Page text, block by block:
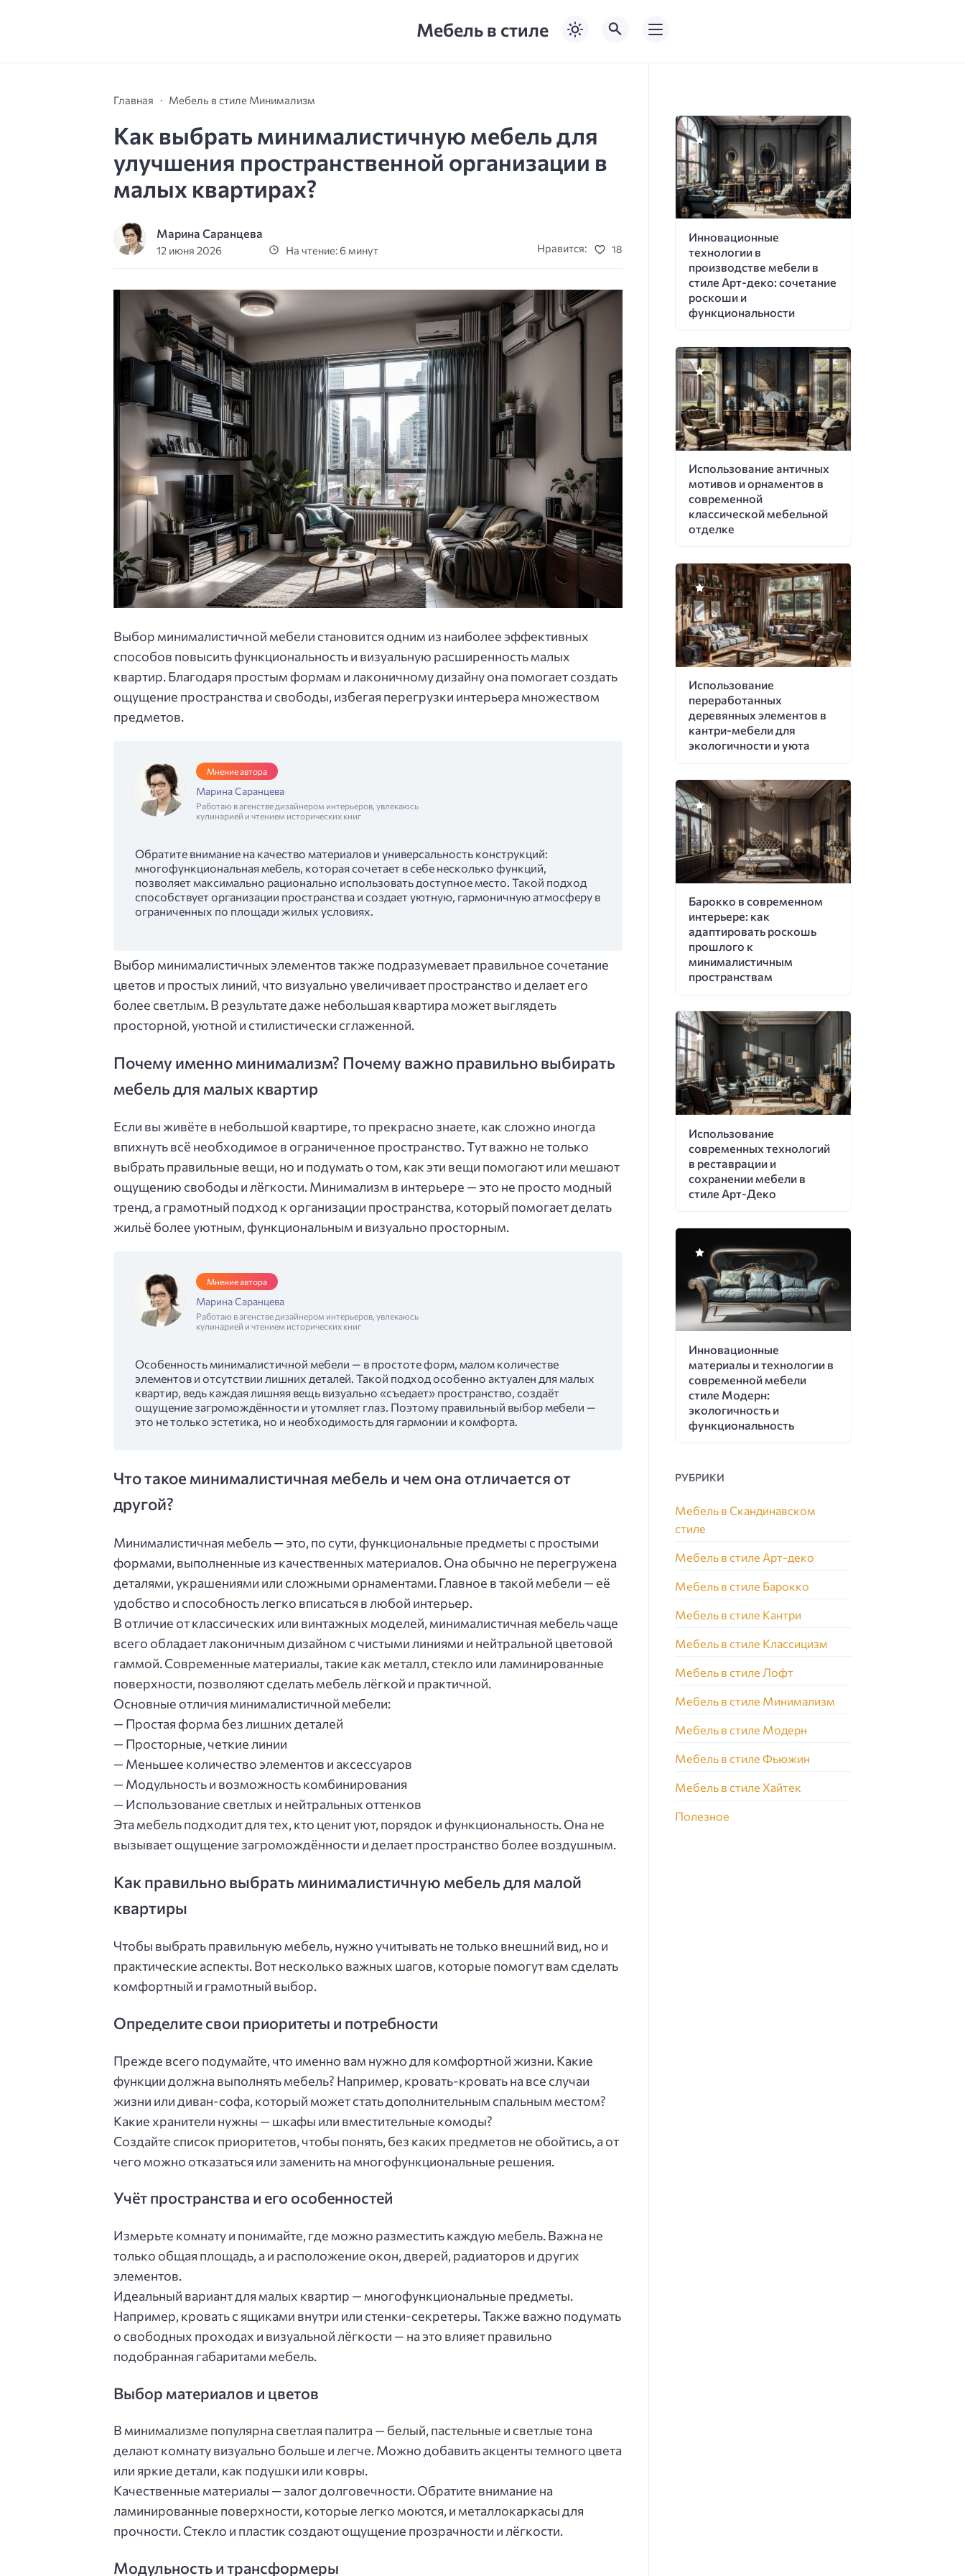
Мебель в стиле
Главная Мебель в стиле Минимализм
Как выбрать минималистичную мебель для
улучшения пространственной организации в
малых квартирах?
Марина Саранцева
12 июня 2026 На чтение: 6 минут Нравится: 18
Выбор минималистичной мебели становится одним из наиболее эффективных
способов повысить функциональность и визуальную расширенность малых
квартир. Благодаря простым формам и лаконичному дизайну она помогает создать
ощущение пространства и свободы, избегая перегрузки интерьера множеством
предметов.
Мнение автора
Марина Саранцева
Работаю в агенстве дизайнером интерьеров, увлекаюсь
кулинарией и чтением исторических книг
Обратите внимание на качество материалов и универсальность конструкций:
многофункциональная мебель, которая сочетает в себе несколько функций,
позволяет максимально рационально использовать доступное место. Такой подход
способствует организации пространства и создает уютную, гармоничную атмосферу в
ограниченных по площади жилых условиях.
Выбор минималистичных элементов также подразумевает правильное сочетание
цветов и простых линий, что визуально увеличивает пространство и делает его
более светлым. В результате даже небольшая квартира может выглядеть
просторной, уютной и стилистически сглаженной.
Почему именно минимализм? Почему важно правильно выбирать
мебель для малых квартир
Если вы живёте в небольшой квартире, то прекрасно знаете, как сложно иногда
впихнуть всё необходимое в ограниченное пространство. Тут важно не только
выбрать правильные вещи, но и подумать о том, как эти вещи помогают или мешают
ощущению свободы и лёгкости. Минимализм в интерьере — это не просто модный
тренд, а грамотный подход к организации пространства, который помогает делать
жильё более уютным, функциональным и визуально просторным.
Мнение автора
Марина Саранцева
Работаю в агенстве дизайнером интерьеров, увлекаюсь
кулинарией и чтением исторических книг
Особенность минималистичной мебели — в простоте форм, малом количестве
элементов и отсутствии лишних деталей. Такой подход особенно актуален для малых
квартир, ведь каждая лишняя вещь визуально «съедает» пространство, создаёт
ощущение загромождённости и утомляет глаз. Поэтому правильный выбор мебели —
это не только эстетика, но и необходимость для гармонии и комфорта.
Что такое минималистичная мебель и чем она отличается от
другой?
Минималистичная мебель — это, по сути, функциональные предметы с простыми
формами, выполненные из качественных материалов. Она обычно не перегружена
деталями, украшениями или сложными орнаментами. Главное в такой мебели — её
удобство и способность легко вписаться в любой интерьер.
В отличие от классических или винтажных моделей, минималистичная мебель чаще
всего обладает лаконичным дизайном с чистыми линиями и нейтральной цветовой
гаммой. Современные материалы, такие как металл, стекло или ламинированные
поверхности, позволяют сделать мебель лёгкой и практичной.
Основные отличия минималистичной мебели:
— Простая форма без лишних деталей
— Просторные, четкие линии
— Меньшее количество элементов и аксессуаров
— Модульность и возможность комбинирования
— Использование светлых и нейтральных оттенков
Эта мебель подходит для тех, кто ценит уют, порядок и функциональность. Она не
вызывает ощущение загромождённости и делает пространство более воздушным.
Как правильно выбрать минималистичную мебель для малой
квартиры
Чтобы выбрать правильную мебель, нужно учитывать не только внешний вид, но и
практические аспекты. Вот несколько важных шагов, которые помогут вам сделать
комфортный и грамотный выбор.
Определите свои приоритеты и потребности
Прежде всего подумайте, что именно вам нужно для комфортной жизни. Какие
функции должна выполнять мебель? Например, кровать-кровать на все случаи
жизни или диван-софа, который может стать дополнительным спальным местом?
Какие хранители нужны — шкафы или вместительные комоды?
Создайте список приоритетов, чтобы понять, без каких предметов не обойтись, а от
чего можно отказаться или заменить на многофункциональные решения.
Учёт пространства и его особенностей
Измерьте комнату и понимайте, где можно разместить каждую мебель. Важна не
только общая площадь, а и расположение окон, дверей, радиаторов и других
элементов.
Идеальный вариант для малых квартир — многофункциональные предметы.
Например, кровать с ящиками внутри или стенки-секретеры. Также важно подумать
о свободных проходах и визуальной лёгкости — на это влияет правильно
подобранная габаритами мебель.
Выбор материалов и цветов
В минимализме популярна светлая палитра — белый, пастельные и светлые тона
делают комнату визуально больше и легче. Можно добавить акценты темного цвета
или яркие детали, как подушки или ковры.
Качественные материалы — залог долговечности. Обратите внимание на
ламинированные поверхности, которые легко моются, и металлокаркасы для
прочности. Стекло и пластик создают ощущение прозрачности и лёгкости.
Модульность и трансформеры
Инновационные
технологии в
производстве мебели в
стиле Арт-деко: сочетание
роскоши и
функциональности
Использование античных
мотивов и орнаментов в
современной
классической мебельной
отделке
Использование
переработанных
деревянных элементов в
кантри-мебели для
экологичности и уюта
Барокко в современном
интерьере: как
адаптировать роскошь
прошлого к
минималистичным
пространствам
Использование
современных технологий
в реставрации и
сохранении мебели в
стиле Арт-Деко
Инновационные
материалы и технологии в
современной мебели
стиле Модерн:
экологичность и
функциональность
РУБРИКИ
Мебель в Скандинавском
стиле
Мебель в стиле Арт-деко
Мебель в стиле Барокко
Мебель в стиле Кантри
Мебель в стиле Классицизм
Мебель в стиле Лофт
Мебель в стиле Минимализм
Мебель в стиле Модерн
Мебель в стиле Фьюжин
Мебель в стиле Хайтек
Полезное